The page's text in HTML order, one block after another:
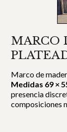
MARCO
Marco de
Medidas 69 ×
presencia
composiciones